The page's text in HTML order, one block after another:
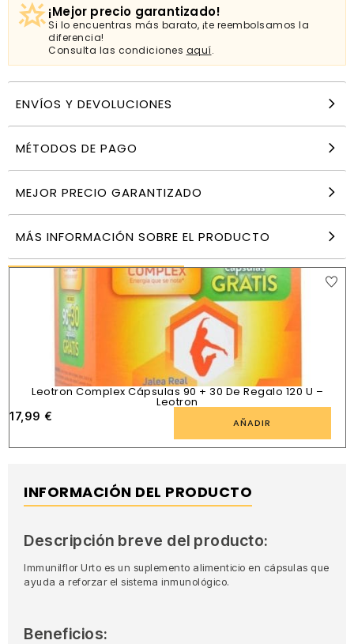
¡Mejor precio garantizado!
Si lo encuentras más barato, ¡te reembolsamos la
diferencia!
Consulta las condiciones aquí.
ENVÍOS Y DEVOLUCIONES
MÉTODOS DE PAGO
MEJOR PRECIO GARANTIZADO
MÁS INFORMACIÓN SOBRE EL PRODUCTO
21,60€
AÑADIR
PRODUCTOS SIMILARES
Leotron Complex Cápsulas 90 + 30 De Regalo 120 U –
Leotron
17,99 € AÑADIR
INFORMACIÓN DEL PRODUCTO
Descripción breve del producto:
Immunilflor Urto es un suplemento alimenticio en cápsulas que
ayuda a reforzar el sistema inmunológico.
Beneficios: